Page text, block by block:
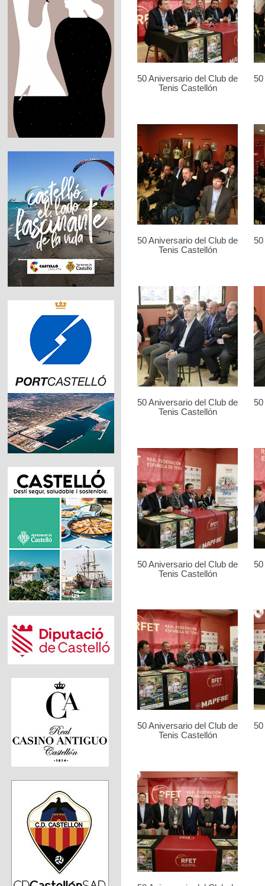
50 Aniversario del Club de
Tenis Castellón
50 Aniversario del Club de
Tenis Castellón
50 Aniversario del Club de
Tenis Castellón
50 Aniversario del Club de
Tenis Castellón
50 Aniversario del Club de
Tenis Castellón